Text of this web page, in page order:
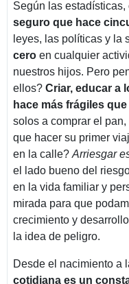
Según las estadísticas,
seguro que hace
leyes, las políticas y la
cero en cualquier
nuestros hijos. Pero
ellos? Criar, educar a
hace más frágiles
solos a comprar el
que hacer su primer
en la calle? Arriesgar
el lado bueno del
en la vida familiar y
mirada para que
crecimiento y
la idea de peligro.
Desde el nacimiento a
cotidiana es un